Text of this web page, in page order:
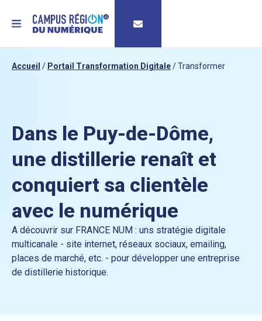
MENU
Accueil / Portail Transformation Digitale/Transformer
Dans le Puy-de-Dôme,
une distillerie renaît et
conquiert sa clientèle
avec le numérique
A découvrir sur FRANCE NUM : uns stratégie digitale
multicanale - site internet, réseaux sociaux, emailing,
places de marché, etc. - pour développer une entreprise
de distillerie historique.